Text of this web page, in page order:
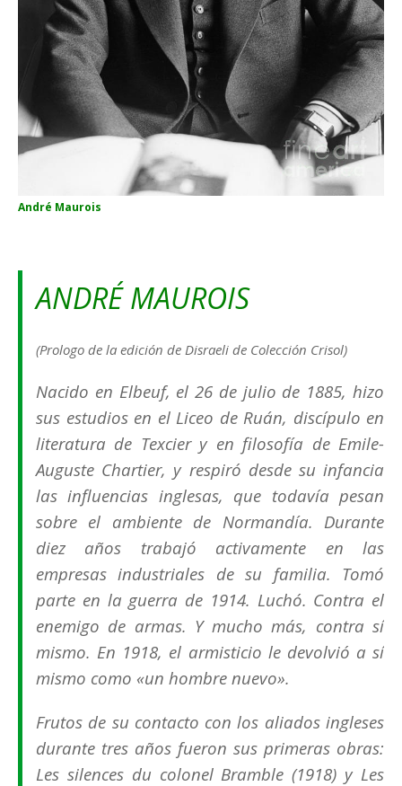
André Maurois
ANDRÉ MAUROIS
(Prologo de la edición de Disraeli de Colección Crisol)
Nacido en Elbeuf, el 26 de julio de 1885, hizo
sus estudios en el Liceo de Ruán, discípulo en
literatura de Texcier y en filosofía de Emile-
Auguste Chartier, y respiró desde su infancia
las influencias inglesas, que todavía pesan
sobre el ambiente de Normandía. Durante
diez años trabajó activamente en las
empresas industriales de su familia. Tomó
parte en la guerra de 1914. Luchó. Contra el
enemigo de armas. Y mucho más, contra sí
mismo. En 1918, el armisticio le devolvió a sí
mismo como «un hombre nuevo».
Frutos de su contacto con los aliados ingleses
durante tres años fueron sus primeras obras:
Les silences du colonel Bramble (1918) y Les